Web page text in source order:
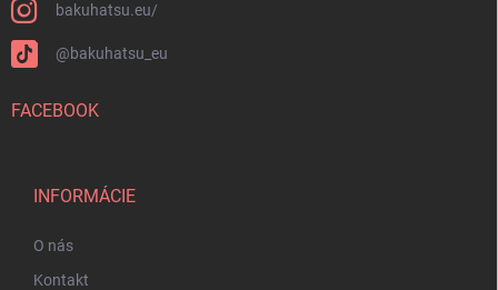
bakuhatsu.eu/
@bakuhatsu_eu
FACEBOOK
INFORMÁCIE
O nás
Kontakt